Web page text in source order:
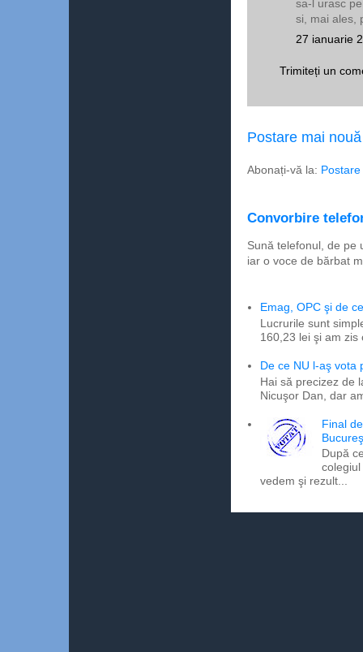
sa-l urasc
si, mai ales,
27 ianuarie
Trimiteți un
Postare mai nouă
Abonați-vă la:
Convorbire
Sună telefonul, de pe
iar o voce de bărbat
Emag, OPC şi de
Lucrurile sunt
160,23 lei şi am
De ce NU l-aş vota
Hai să precizez de
Nicuşor Dan, dar
Final
După
vedem şi rezult...